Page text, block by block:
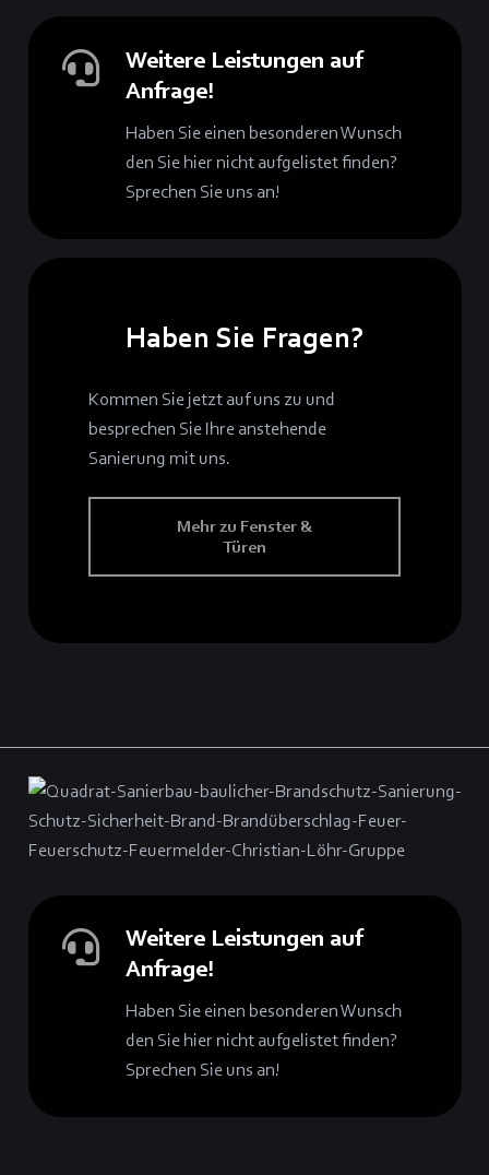
Weitere Leistungen auf
Anfrage!
Haben Sie einen besonderen Wunsch
den Sie hier nicht aufgelistet finden?
Sprechen Sie uns an!
Haben Sie Fragen?
Kommen Sie jetzt auf uns zu und
besprechen Sie Ihre anstehende
Sanierung mit uns.
Mehr zu Fenster &
Türen
Weitere Leistungen auf
Anfrage!
Haben Sie einen besonderen Wunsch
den Sie hier nicht aufgelistet finden?
Sprechen Sie uns an!